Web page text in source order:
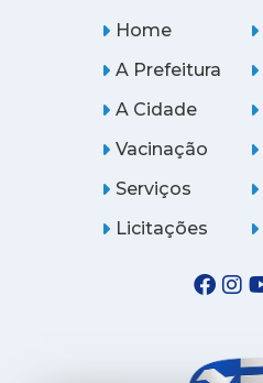
Home
A Prefeitura
A Cidade
Vacinação
Serviços
Licitações